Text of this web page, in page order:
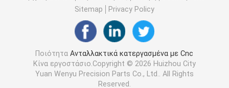
Μέρη κοπής με λέιζερ
CNC μέρη σφράγισης
3D Τυποποιημένα Μέρη
Sitemap
Privacy Policy
ΠοιότηταΑνταλλακτικά κατεργασμένα με Cnc
Κίνα εργοστάσιο.Copyright © 2026 Huizhou City
Yuan Wenyu Precision Parts Co., Ltd.. All Rights
Reserved.